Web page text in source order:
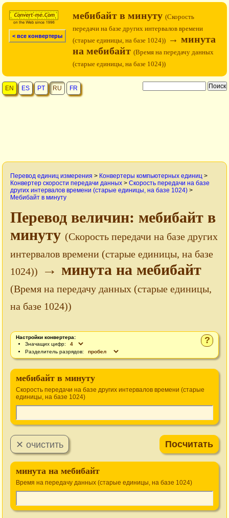
< все конвертеры
мебибайт в минуту (Скорость
передачи на базе других интервалов времени
(старые единицы, на базе 1024)) → минута
на мебибайт (Время на передачу данных
(старые единицы, на базе 1024))
EN ES PT RU FR
Перевод единиц измерения > Конвертеры компьютерных единиц >
Конвертер скорости передачи данных > Скорость передачи на базе
других интервалов времени (старые единицы, на базе 1024) >
Мебибайт в минуту
Перевод величин: мебибайт в
минуту (Скорость передачи на базе других
интервалов времени (старые единицы, на базе
1024))
→ минута на мебибайт
(Время на передачу данных (старые единицы,
на базе 1024))
?
Настройки конвертера:
Значащих цифр:
Разделитель разрядов:
мебибайт в минуту
Скорость передачи на базе других интервалов времени (старые
единицы, на базе 1024)
минута на мебибайт
Время на передачу данных (старые единицы, на базе 1024)